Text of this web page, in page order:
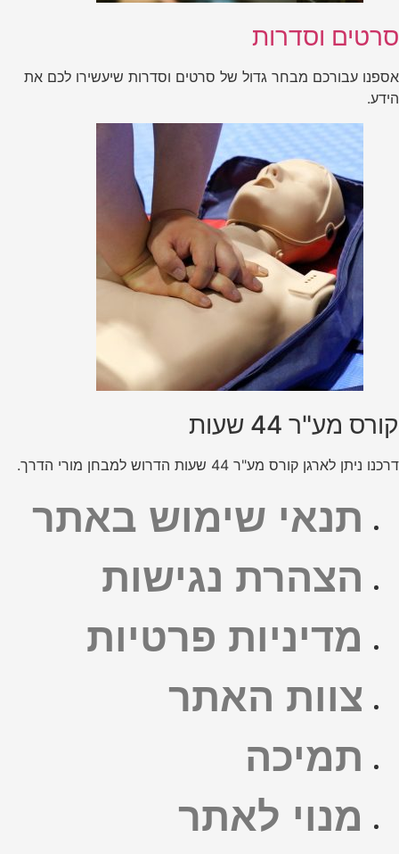
סרטים וסדרות
אספנו עבורכם מבחר גדול של סרטים וסדרות שיעשירו לכם את
הידע.
קורס מע"ר 44 שעות
דרכנו ניתן לארגן קורס מע"ר 44 שעות הדרוש למבחן מורי הדרך.
תנאי שימוש באתר
הצהרת נגישות
מדיניות פרטיות
צוות האתר
תמיכה
מנוי לאתר